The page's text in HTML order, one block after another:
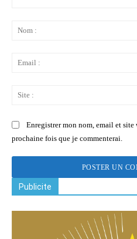
Enregistrer mon nom, email et
prochaine fois que je commenterai.
Publicite